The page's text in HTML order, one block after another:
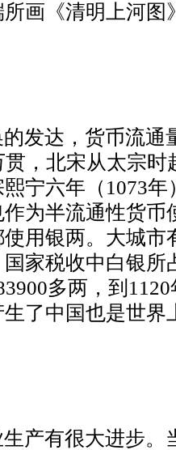
画《清明上河图
发达，货币流通
，北宋从太宗
宁六年（1073
为半流通性货币
用银两。大城市
家税收中白银所
多两，到
了中国也是世
产有很大进步。